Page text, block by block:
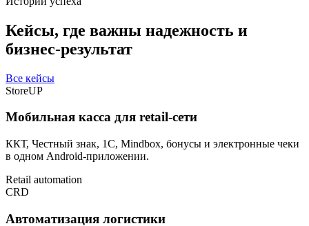
Кейсы, где важны надежность и
бизнес-результат
Все кейсы
StoreUP
Мобильная касса для retail-сети
ККТ, Честный знак, 1С, Mindbox, бонусы и электронные чеки
в одном Android-приложении.
Retail automation
CRD
Автоматизация логистики